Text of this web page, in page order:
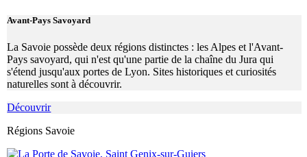
Avant-Pays Savoyard
La Savoie possède deux régions distinctes : les Alpes et l'Avant-
Pays savoyard, qui n'est qu'une partie de la chaîne du Jura qui
s'étend jusqu'aux portes de Lyon. Sites historiques et curiosités
naturelles sont à découvrir.
Découvrir
Régions Savoie